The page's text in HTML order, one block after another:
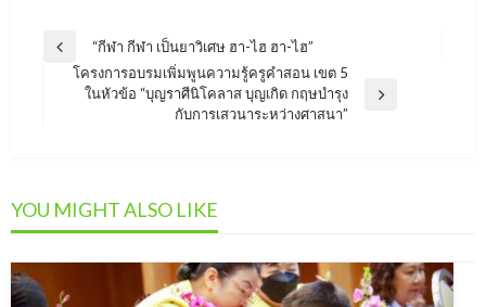
แนะแนว
เรื่อง
Previous “กีฬา กีฬา เป็นยาวิเศษ ฮา-ไฮ ฮา-ไฮ”
Next
โครงการอบรมเพิ่มพูนความรู้ครูคำสอน เขต 5
ในหัวข้อ “บุญราศีนิโคลาส บุญเกิด กฤษบำรุง
กับการเสวนาระหว่างศาสนา”
YOU MIGHT ALSO LIKE